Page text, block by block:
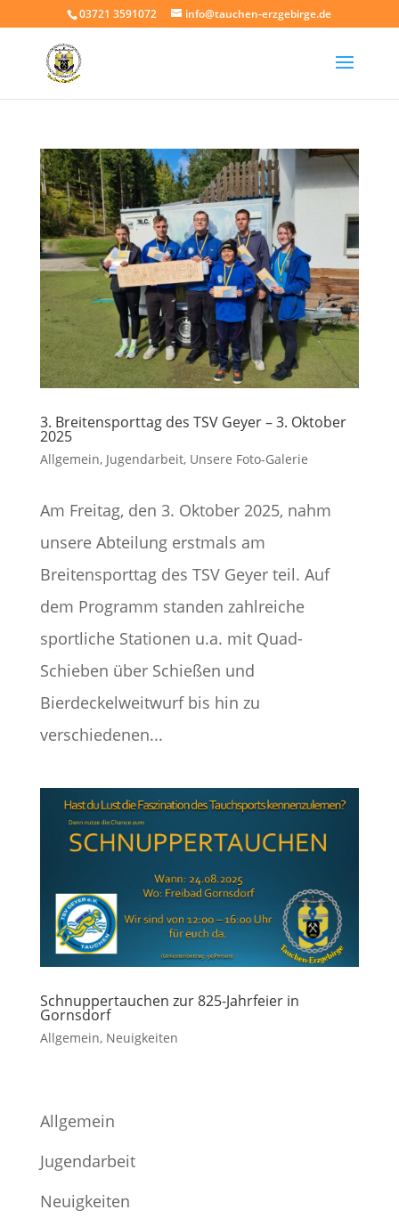
03721 3591072 info@tauchen-erzgebirge.de
3. Breitensporttag des TSV Geyer – 3. Oktober
2025
Allgemein, Jugendarbeit, Unsere Foto-Galerie
Am Freitag, den 3. Oktober 2025, nahm
unsere Abteilung erstmals am
Breitensporttag des TSV Geyer teil. Auf
dem Programm standen zahlreiche
sportliche Stationen u.a. mit Quad-
Schieben über Schießen und
Bierdeckelweitwurf bis hin zu
verschiedenen...
Schnuppertauchen zur 825-Jahrfeier in
Gornsdorf
Allgemein, Neuigkeiten
Allgemein
Jugendarbeit
Neuigkeiten